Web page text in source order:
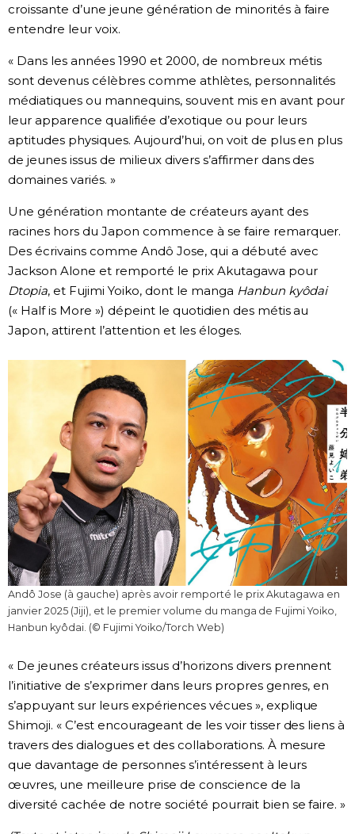
croissante d’une jeune génération de minorités à faire
entendre leur voix.
« Dans les années 1990 et 2000, de nombreux métis
sont devenus célèbres comme athlètes, personnalités
médiatiques ou mannequins, souvent mis en avant pour
leur apparence qualifiée d’exotique ou pour leurs
aptitudes physiques. Aujourd’hui, on voit de plus en plus
de jeunes issus de milieux divers s’affirmer dans des
domaines variés. »
Une génération montante de créateurs ayant des
racines hors du Japon commence à se faire remarquer.
Des écrivains comme Andô Jose, qui a débuté avec
Jackson Alone et remporté le prix Akutagawa pour
Dtopia, et Fujimi Yoiko, dont le manga Hanbun kyôdai
(« Half is More ») dépeint le quotidien des métis au
Japon, attirent l’attention et les éloges.
Andô Jose (à gauche) après avoir remporté le prix Akutagawa en
janvier 2025 (Jiji), et le premier volume du manga de Fujimi Yoiko,
Hanbun kyôdai. (© Fujimi Yoiko/Torch Web)
« De jeunes créateurs issus d’horizons divers prennent
l’initiative de s’exprimer dans leurs propres genres, en
s’appuyant sur leurs expériences vécues », explique
Shimoji. « C’est encourageant de les voir tisser des liens à
travers des dialogues et des collaborations. À mesure
que davantage de personnes s’intéressent à leurs
œuvres, une meilleure prise de conscience de la
diversité cachée de notre société pourrait bien se faire. »